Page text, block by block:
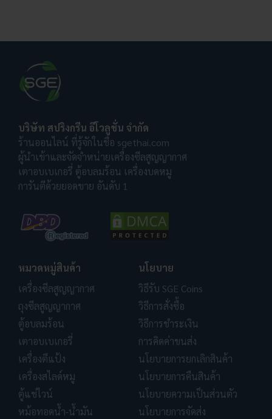
บริษัท สปริงกรีน อีโวลูชั่น จำกัด
ร้านออนไลน์ ที่รู้จักในชื่อ sgethai.com
ผู้นำเข้าและจัดจำหน่ายเครื่องซีลสูญญากาศ
เตาอบเบเกอรี่ ตู้อบลมร้อน เครื่องบดหมู
การันตีด้วยยอดขาย อันดับ 1
หมวดหมู่สินค้า
เครื่องซีลสูญญากาศ
ถุงซีลสูญญากาศ
ตู้อบลมร้อน
เตาอบเบเกอรี่
เครื่องตีแป้ง
เครื่องสไลด์หมู
ตู้แช่ไวน์
หม้อทอดน้ำ-น้ำมัน
นโยบาย
วิธีรับ SGE Coins
วิธีการสั่งซื้อ
วิธีการชำระเงิน
การคิดค่าขนส่ง
นโยบายการยกเลิกสินค้า
นโยบายการคืนสินค้า
นโยบายความเป็นส่วนตัว
นโยบายการจัดส่ง